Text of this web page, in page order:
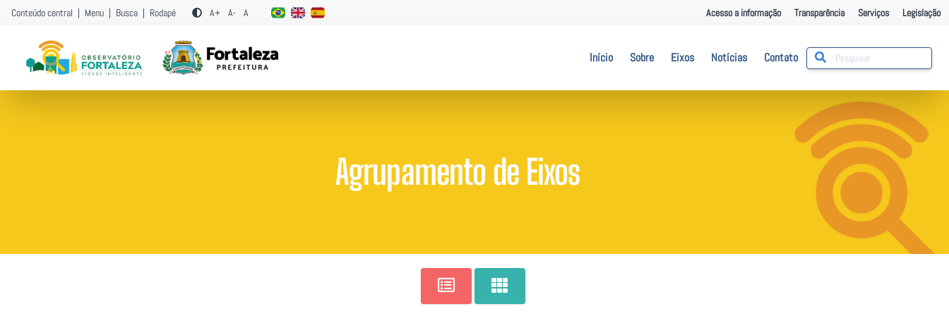
Conteúdo central | Menu | Busca | Rodapé A+ A- A Acesso a informação Transparência Serviços Legislação
Início Sobre Eixos Notícias Contato
Agrupamento de Eixos